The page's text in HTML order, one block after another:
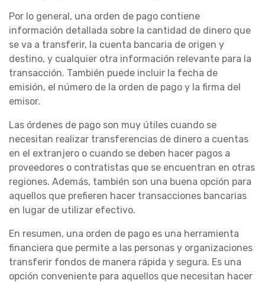
Por lo general, una orden de pago contiene
información detallada sobre la cantidad de dinero que
se va a transferir, la cuenta bancaria de origen y
destino, y cualquier otra información relevante para la
transacción. También puede incluir la fecha de
emisión, el número de la orden de pago y la firma del
emisor.
Las órdenes de pago son muy útiles cuando se
necesitan realizar transferencias de dinero a cuentas
en el extranjero o cuando se deben hacer pagos a
proveedores o contratistas que se encuentran en otras
regiones. Además, también son una buena opción para
aquellos que prefieren hacer transacciones bancarias
en lugar de utilizar efectivo.
En resumen, una orden de pago es una herramienta
financiera que permite a las personas y organizaciones
transferir fondos de manera rápida y segura. Es una
opción conveniente para aquellos que necesitan hacer